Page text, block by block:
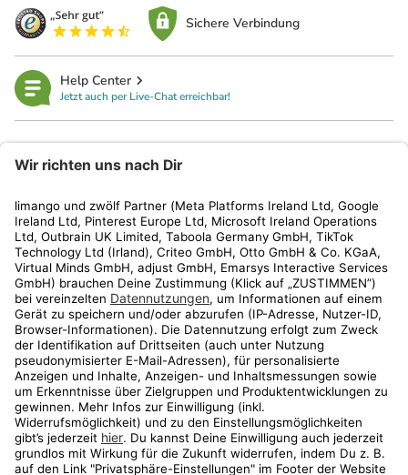
Sichere Verbindung
Help Center
Jetzt auch per Live-Chat erreichbar!
Kundenservice
Shop
Aktionen
Travel